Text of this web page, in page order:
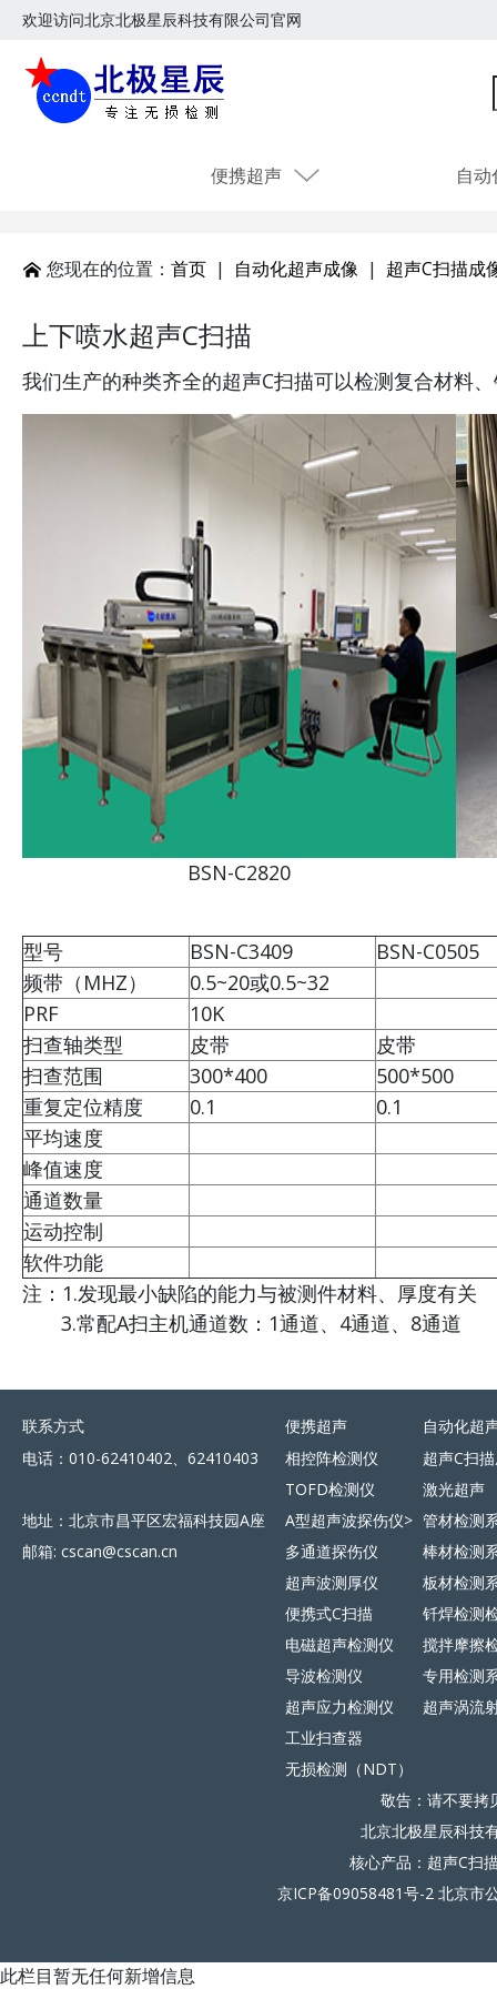
欢迎访问北京北极星辰科技有限公司官网
便携超声 自
您现在的位置： 首页| 自动化超声成像| 超声C扫描成
上下喷水超声C扫描
我们生产的种类齐全的超声C扫描可以检测复合材料
BSN-C2820
型号 BSN-C3409
BSN-C0505
频带（MHZ）
0.5~20或0.5~32
PRF
10K
扫查轴类型
皮带
皮带
扫查范围
300*400
500*500
重复定位精度
0.1
0.1
平均速度
峰值速度
通道数量
运动控制
软件功能
注：1.发现最小缺陷的能力与被测件材料、厚度有
3.常配A扫主机通道数：1通道、4通道、8通道
联系方式 便携超声 自动化超
电话：010-62410402、62410403
地址：北京市昌平区宏福科技园A座
邮箱: cscan@cscan.cn
相控阵检测仪
TOFD检测仪
A型超声波探伤仪>
多通道探伤仪
超声波测厚仪
便携式C扫描
电磁超声检测仪
导波检测仪
超声应力检测仪
工业扫查器
无损检测（NDT）
超声C扫
激光超声
管材检测
棒材检测
板材检测
钎焊检测
搅拌摩擦
专用检测
超声涡流
敬告：请不要拷
北京北极星辰科技
核心产品：超声C扫
京ICP备09058481号-2 北京市
此栏目暂无任何新增信息